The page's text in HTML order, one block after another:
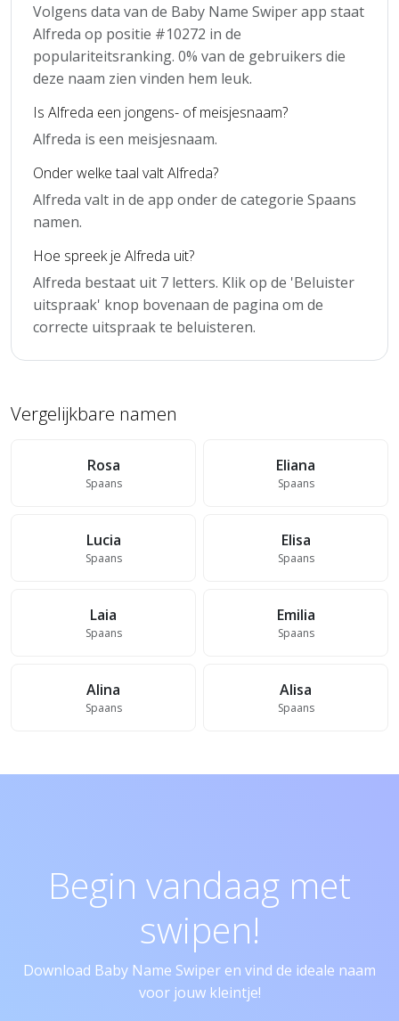
Volgens data van de Baby Name Swiper app staat
Alfreda op positie #10272 in de
populariteitsranking. 0% van de gebruikers die
deze naam zien vinden hem leuk.
Is Alfreda een jongens- of meisjesnaam?
Alfreda is een meisjesnaam.
Onder welke taal valt Alfreda?
Alfreda valt in de app onder de categorie Spaans
namen.
Hoe spreek je Alfreda uit?
Alfreda bestaat uit 7 letters. Klik op de 'Beluister
uitspraak' knop bovenaan de pagina om de
correcte uitspraak te beluisteren.
Vergelijkbare namen
Rosa
Spaans
Eliana
Spaans
Lucia
Spaans
Elisa
Spaans
Laia
Spaans
Emilia
Spaans
Alina
Spaans
Alisa
Spaans
Begin vandaag met
swipen!
Download Baby Name Swiper en vind de ideale naam
voor jouw kleintje!